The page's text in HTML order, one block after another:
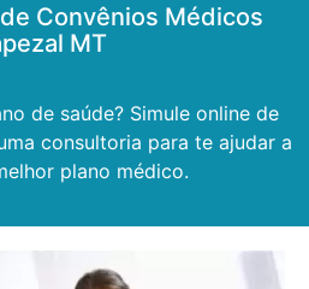
Convênios Médicos
MT
de saúde? Simule online de
consultoria para te ajudar a
plano médico.